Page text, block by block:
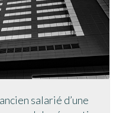
salarié d’une